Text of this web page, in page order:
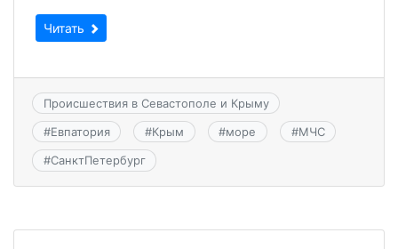
Читать
Происшествия в Севастополе и Крыму
#Евпатория #Крым #море #МЧС
#СанктПетербург